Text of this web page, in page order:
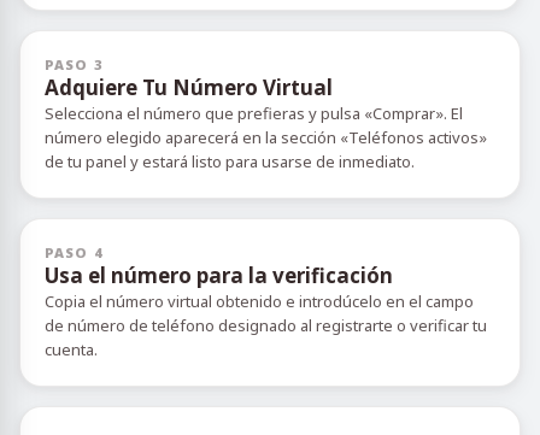
PASO 3
Adquiere Tu Número Virtual
Selecciona el número que prefieras y pulsa «Comprar». El
número elegido aparecerá en la sección «Teléfonos activos»
de tu panel y estará listo para usarse de inmediato.
PASO 4
Usa el número para la verificación
Copia el número virtual obtenido e introdúcelo en el campo
de número de teléfono designado al registrarte o verificar tu
cuenta.